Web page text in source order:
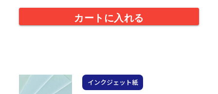
カートに入れる
インクジェット紙